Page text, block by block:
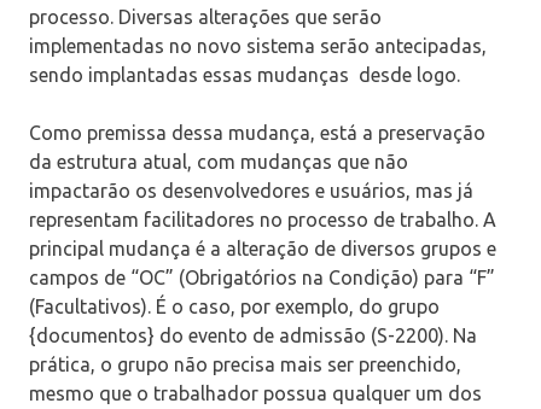
processo. Diversas alterações que serão
implementadas no novo sistema serão antecipadas,
sendo implantadas essas mudanças desde logo.
Como premissa dessa mudança, está a preservação
da estrutura atual, com mudanças que não
impactarão os desenvolvedores e usuários, mas já
representam facilitadores no processo de trabalho. A
principal mudança é a alteração de diversos grupos e
campos de “OC” (Obrigatórios na Condição) para “F”
(Facultativos). É o caso, por exemplo, do grupo
{documentos} do evento de admissão (S-2200). Na
prática, o grupo não precisa mais ser preenchido,
mesmo que o trabalhador possua qualquer um dos